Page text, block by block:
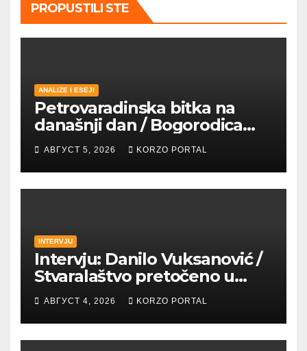
PROPUSTILI STE
ANALIZE I ESEJI
Petrovaradinska bitka na
današnji dan / Bogorodica
pobednica u
petrovaradinskom Podgrađu
АВГУСТ 5, 2026 KORZO PORTAL
INTERVJU
Intervju: Danilo Vuksanović /
Stvaralaštvo pretočeno u
umetnost i reči
АВГУСТ 4, 2026 KORZO PORTAL